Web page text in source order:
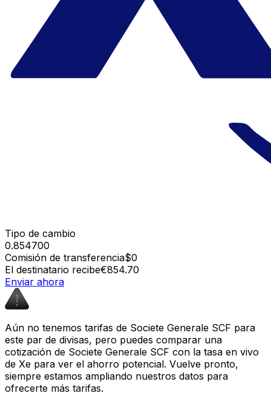
Tipo de cambio
0.854700
Comisión de transferencia$0
El destinatario recibe€854.70
Enviar ahora
Aún no tenemos tarifas de Societe Generale SCF para
este par de divisas, pero puedes comparar una
cotización de Societe Generale SCF con la tasa en vivo
de Xe para ver el ahorro potencial. Vuelve pronto,
siempre estamos ampliando nuestros datos para
ofrecerte más tarifas.